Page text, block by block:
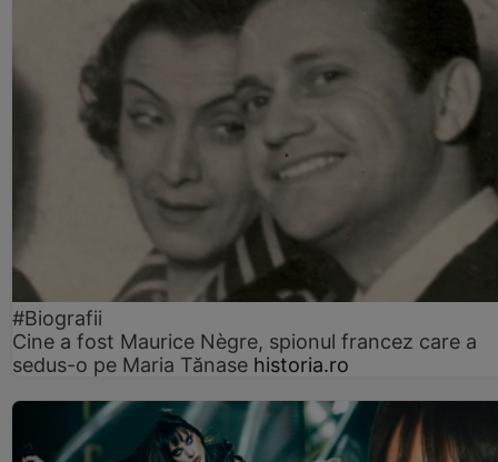
#Biografii
Cine a fost Maurice Nègre, spionul francez care a
sedus-o pe Maria Tănase historia.ro